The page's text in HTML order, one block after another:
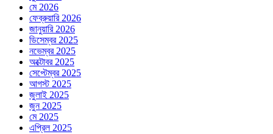
মে 2026
ফেব্রুয়ারি 2026
জানুয়ারি 2026
ডিসেম্বর 2025
নভেম্বর 2025
অক্টোবর 2025
সেপ্টেম্বর 2025
আগস্ট 2025
জুলাই 2025
জুন 2025
মে 2025
এপ্রিল 2025